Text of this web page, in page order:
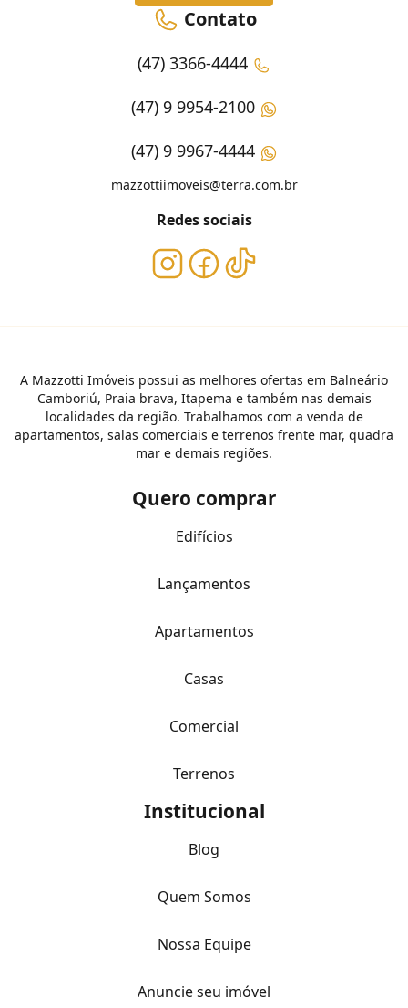
Contato
(47) 3366-4444
(47) 9 9954-2100
(47) 9 9967-4444
mazzottiimoveis@terra.com.br
Redes sociais
A Mazzotti Imóveis possui as melhores ofertas em Balneário
Camboriú, Praia brava, Itapema e também nas demais
localidades da região. Trabalhamos com a venda de
apartamentos, salas comerciais e terrenos frente mar, quadra
mar e demais regiões.
Quero comprar
Edifícios
Lançamentos
Apartamentos
Casas
Comercial
Terrenos
Institucional
Blog
Quem Somos
Nossa Equipe
Anuncie seu imóvel